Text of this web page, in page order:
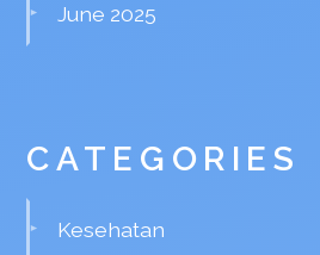
June 2025
CATEGORIES
Kesehatan